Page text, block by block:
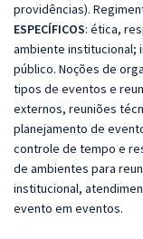
providências).
ESPECÍFICOS: ética,
ambiente institucional;
público. Noções de
tipos de eventos e
externos, reuniões
planejamento de
controle de tempo e
de ambientes para
institucional,
evento em eventos.